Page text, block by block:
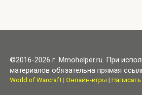
©2016-2026 г. Mmohelper.ru. При
материалов обязательна прямая
World of Warcraft| Онлайн-игры |